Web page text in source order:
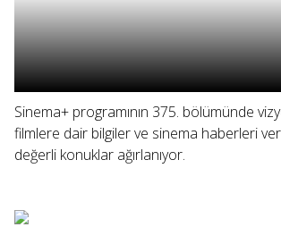
Sinema+ programının 375. bölümünde
filmlere dair bilgiler ve sinema haberleri
değerli konuklar ağırlanıyor.